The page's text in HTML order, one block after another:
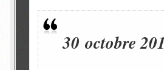
30 octobre